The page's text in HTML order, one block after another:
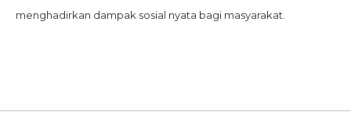
menghadirkan dampak sosial nyata bagi masyarakat.